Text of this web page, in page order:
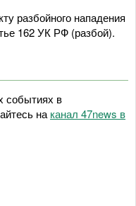
разбойного нападения
162 УК РФ (разбой).
событиях в
на канал 47news в